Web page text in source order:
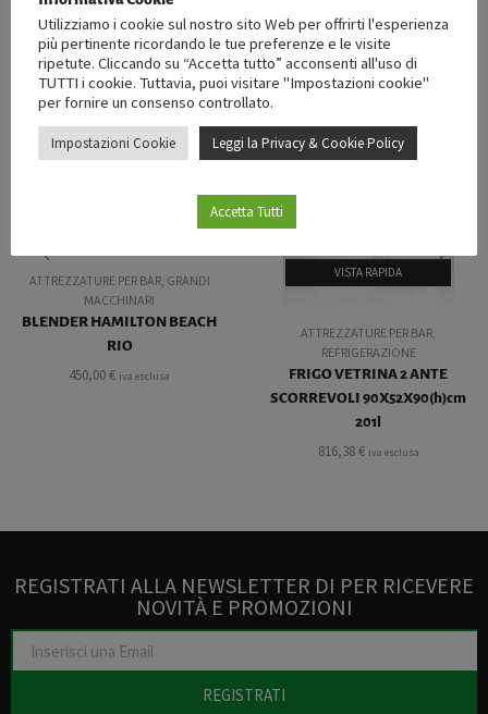
PRODOTTI CORRELATI
ESAURITO
ATTREZZATURE PER BAR, GRANDI
MACCHINARI
BLENDER HAMILTON BEACH
RIO
450,00€ iva esclusa
VISTA RAPIDA
ATTREZZATURE PER BAR
REFRIGERAZIONE
FRIGO VETRINA 2 ANTE
SCORREVOLI 90X52X90(h)cm
201l
816,38€ iva esclusa
REGISTRATI ALLA NEWSLETTER DI PER RICEVERE
NOVITÀ E PROMOZIONI
REGISTRATI
Utilizziamo i cookie sul nostro sito Web per offrirti l'esperienza
più pertinente ricordando le tue preferenze e le visite
ripetute. Cliccando su “Accetta tutto” acconsenti all'uso di
TUTTI i cookie. Tuttavia, puoi visitare "Impostazioni cookie"
per fornire un consenso controllato.
Impostazioni Cookie Leggi la Privacy & Cookie Policy
Accetta Tutti